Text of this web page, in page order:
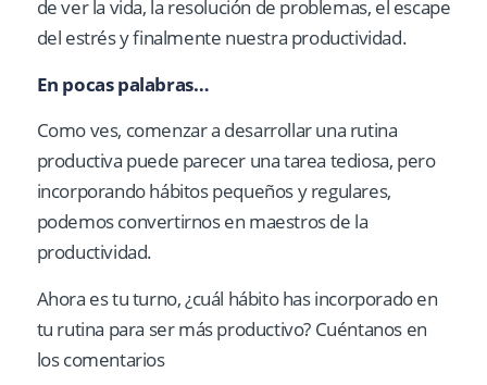
de ver la vida, la resolución de problemas, el escape
del estrés y finalmente nuestra productividad.
En pocas palabras…
Como ves, comenzar a desarrollar una rutina
productiva puede parecer una tarea tediosa, pero
incorporando hábitos pequeños y regulares,
podemos convertirnos en maestros de la
productividad.
Ahora es tu turno, ¿cuál hábito has incorporado en
tu rutina para ser más productivo? Cuéntanos en
los comentarios